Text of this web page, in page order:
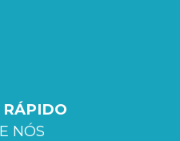
RÁPIDO
NÓS